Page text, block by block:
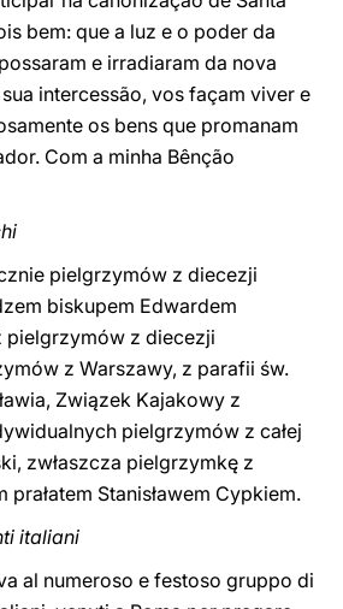
bem: que a luz e o poder da
e irradiaram da nova
intercessão, vos façam viver e
os bens que promanam
Com a minha Bênção
pielgrzymów z diecezji
biskupem Edwardem
pielgrzymów z diecezji
z Warszawy, z parafii św.
Związek Kajakowy z
pielgrzymów z całej
zwłaszcza pielgrzymkę z
prałatem Stanisławem Cypkiem.
italiani
al numeroso e festoso gruppo di